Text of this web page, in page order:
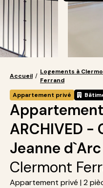
Accueil /
Logements à
Ferrand
Appartement privé
ARCHIVED -
Jeanne
Clermont
Appartement privé | 2